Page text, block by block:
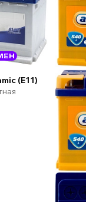
(E11)